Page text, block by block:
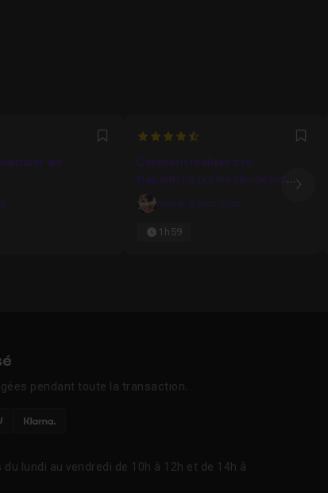
Favori
les
4.8888888888889
Comment réaliser des
transitions professionnelles
avec After Effects.
Xavier Roumilhac
1h59
pendant toute la transaction.
lundi au vendredi de 10h à 12h et de 14h à